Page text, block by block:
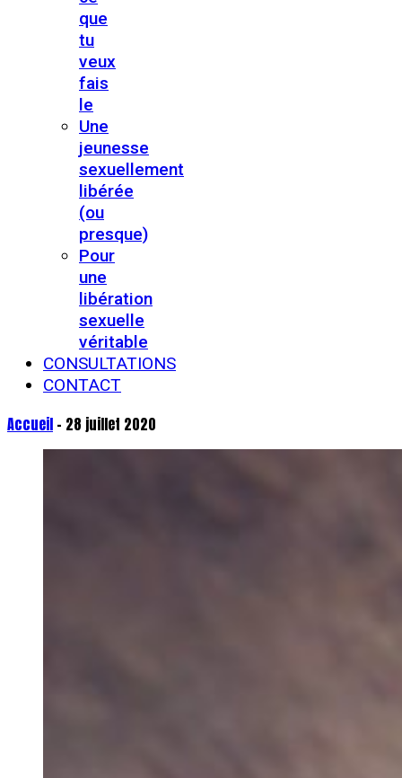
que
tu
veux
fais
le
Une
jeunesse
sexuellement
libérée
(ou
presque)
Pour
une
libération
sexuelle
véritable
CONSULTATIONS
CONTACT
Accueil - 28 juillet 2020